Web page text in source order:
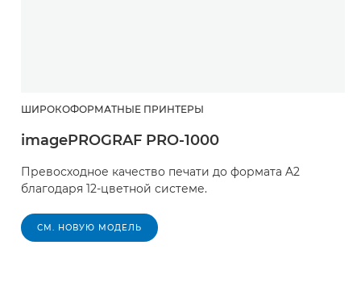
ШИРОКОФОРМАТНЫЕ ПРИНТЕРЫ
imagePROGRAF PRO-1000
Превосходное качество печати до формата A2
благодаря 12-цветной системе.
СМ. НОВУЮ МОДЕЛЬ